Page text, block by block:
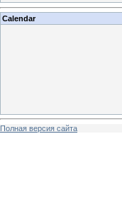
Calendar
Полная версия сайта